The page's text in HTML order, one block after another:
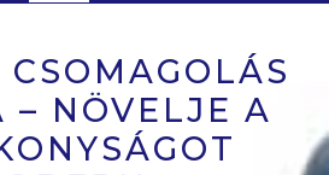
Button
CSOMAGOLÁS
– NÖVELJE A